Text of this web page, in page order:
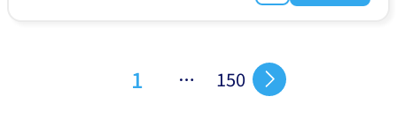
1 … 150